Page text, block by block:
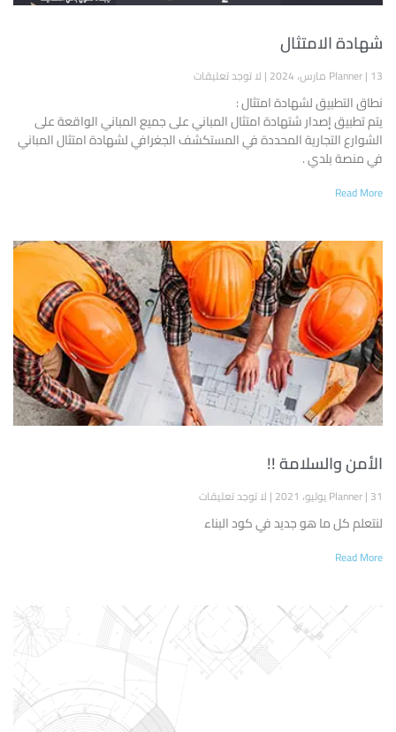
شهادة الامتثال
Planner 13 مارس، 2024 لا توجد تعليقات
نطاق التطبيق لشهادة امتثال :
يتم تطبيق إصدار شتهادة امتثال المباني على جميع المباني الواقعة على
الشوارع التجارية المحددة في المستكشف الجغرافي لشهادة امتثال المباني
في منصة بلدي .
Read More
الأمن والسلامة !!
Planner 31 يوليو، 2021 لا توجد تعليقات
لنتعلم كل ما هو جديد في كود البناء
Read More